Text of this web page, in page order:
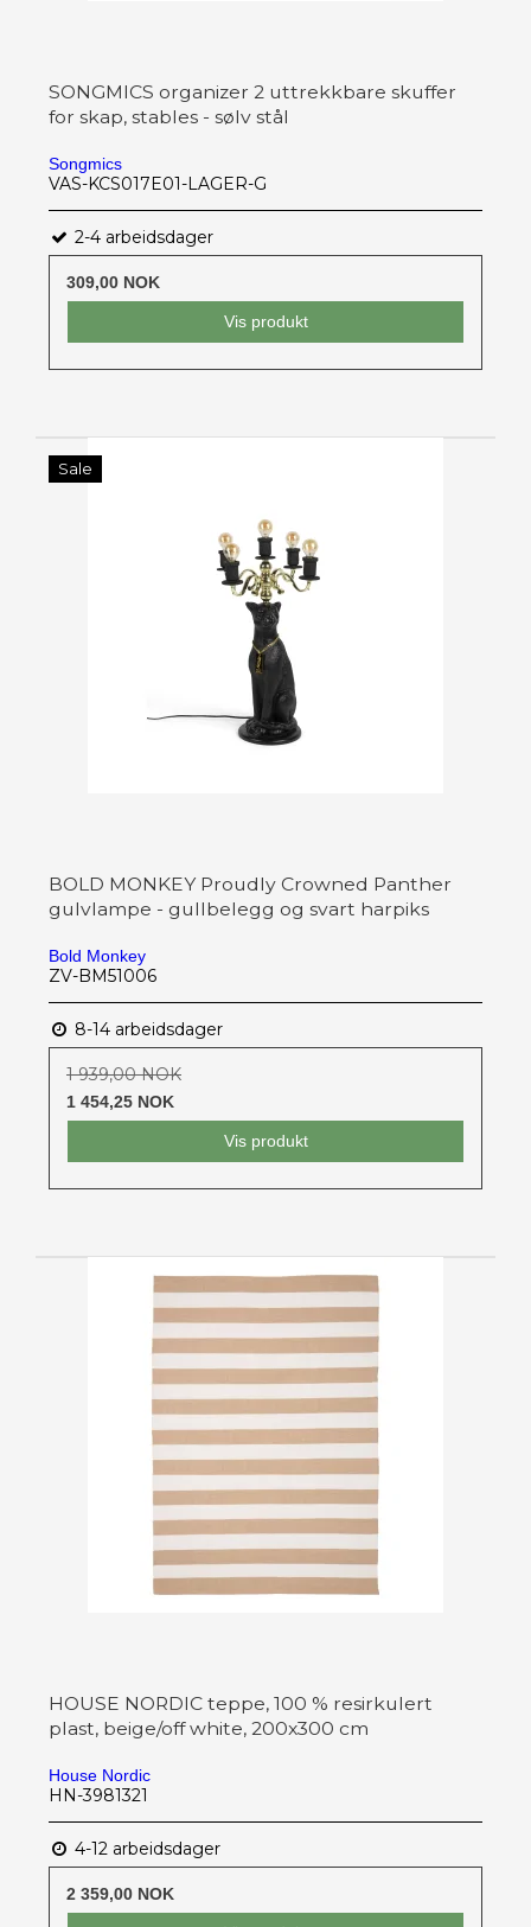
SONGMICS organizer 2 uttrekkbare skuffer
for skap, stables - sølv stål
Songmics
VAS-KCS017E01-LAGER-G
2-4 arbeidsdager
309,00 NOK
Vis produkt
Sale
BOLD MONKEY Proudly Crowned Panther
gulvlampe - gullbelegg og svart harpiks
Bold Monkey
ZV-BM51006
8-14 arbeidsdager
1 939,00 NOK
1 454,25 NOK
Vis produkt
HOUSE NORDIC teppe, 100 % resirkulert
plast, beige/off white, 200x300 cm
House Nordic
HN-3981321
4-12 arbeidsdager
2 359,00 NOK